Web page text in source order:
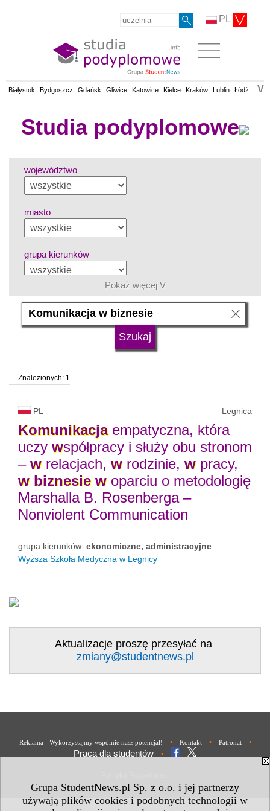
Grupa StudentNews.pl Sp. z o.o. i jej partnerzy
używają plików cookies i podobnych technologii w
PL
Białystok Bydgoszcz Gdańsk Gliwice Katowice Kielce Kraków Lublin Łódź V
Studia podyplomowe
województwo
miasto
grupa kierunków
język
status uczelni
Pokaż więcej V
Znalezionych: 1
PL Legnica
Komunikacjaempatyczna, która
uczy współpracy i służy obu stronom
– wrelacjach, wrodzinie, wpracy,
w biznesie woparciu o metodologię
Marshalla B. Rosenberga –
Nonviolent Communication
grupa kierunków: ekonomiczne, administracyjne
Wyższa Szkoła Medyczna w Legnicy
Aktualizacje proszę przesyłać na
zmiany@studentnews.pl
Reklama - Wykorzystajmy wspólnie nasz potencjał! • Kontakt • Patronat •
Praca dla studentów •